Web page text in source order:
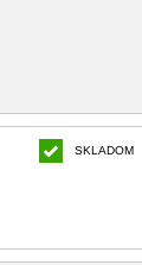
SKLADOM